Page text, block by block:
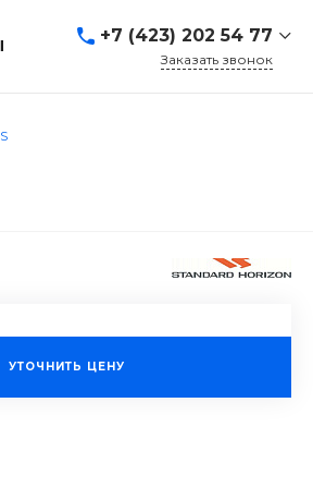
+7 (423) 202 54 77
Заказать звонок
УТОЧНИТЬ ЦЕНУ